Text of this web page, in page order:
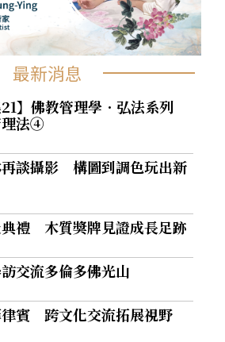
最新消息
21】佛教管理學．弘法系列
法④
談攝影 構圖到調色玩出新
禮 木質獎牌見證成長足跡
交流多倫多佛光山
賓 跨文化交流拓展視野